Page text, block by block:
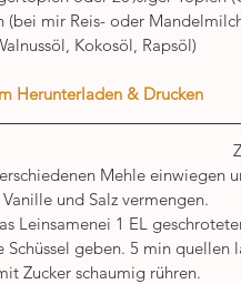
(bei mir Reis- oder
Kokosöl, Rapsöl)
Herunterladen & Drucken
Mehle einwiegen
und Salz vermengen.
Leinsamenei 1 EL
Schüssel geben. 5 min quellen
Zucker schaumig rühren.